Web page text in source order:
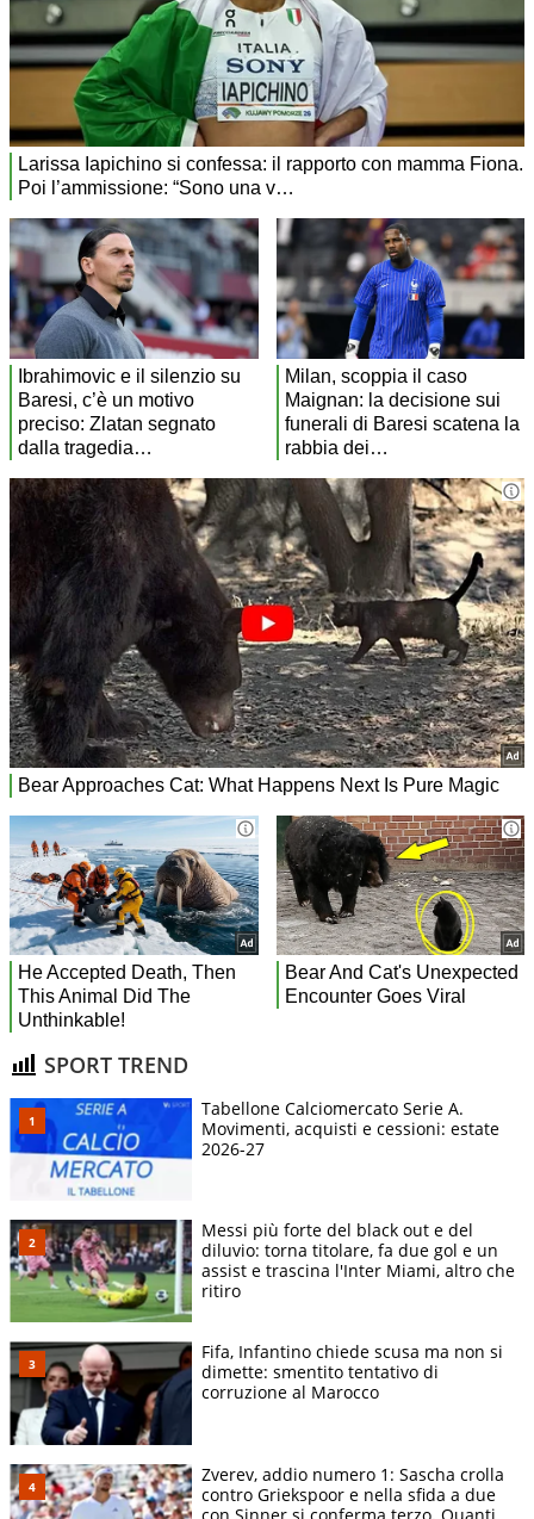
SPORT TREND
Tabellone Calciomercato Serie A.
Movimenti, acquisti e cessioni: estate
2026-27
Messi più forte del black out e del
diluvio: torna titolare, fa due gol e un
assist e trascina l'Inter Miami, altro che
ritiro
Fifa, Infantino chiede scusa ma non si
dimette: smentito tentativo di
corruzione al Marocco
Zverev, addio numero 1: Sascha crolla
contro Griekspoor e nella sfida a due
con Sinner si conferma terzo. Quanti